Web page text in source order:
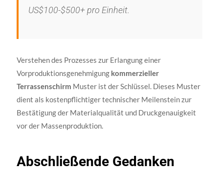
US$100-$500+ pro Einheit.
Verstehen des Prozesses zur Erlangung einer
Vorproduktionsgenehmigung kommerzieller
Terrassenschirm Muster ist der Schlüssel. Dieses Muster
dient als kostenpflichtiger technischer Meilenstein zur
Bestätigung der Materialqualität und Druckgenauigkeit
vor der Massenproduktion.
Abschließende Gedanken